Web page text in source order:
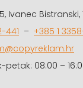
Ivanec
441 – +385 1
petak: 08:00 –